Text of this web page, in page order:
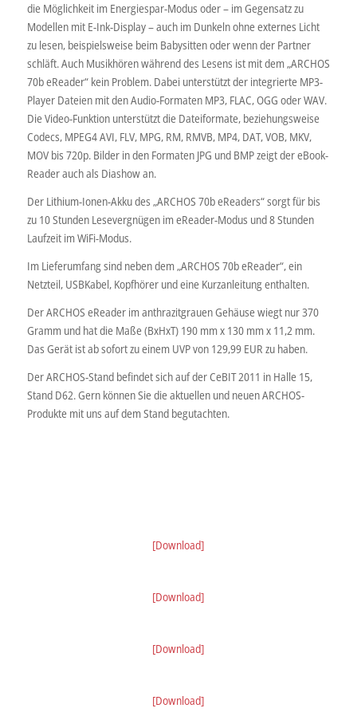
die Möglichkeit im Energiespar-Modus oder – im Gegensatz zu
Modellen mit E-Ink-Display – auch im Dunkeln ohne externes Licht
zu lesen, beispielsweise beim Babysitten oder wenn der Partner
schläft. Auch Musikhören während des Lesens ist mit dem „ARCHOS
70b eReader“ kein Problem. Dabei unterstützt der integrierte MP3-
Player Dateien mit den Audio-Formaten MP3, FLAC, OGG oder WAV.
Die Video-Funktion unterstützt die Dateiformate, beziehungsweise
Codecs, MPEG4 AVI, FLV, MPG, RM, RMVB, MP4, DAT, VOB, MKV,
MOV bis 720p. Bilder in den Formaten JPG und BMP zeigt der eBook-
Reader auch als Diashow an.
Der Lithium-Ionen-Akku des „ARCHOS 70b eReaders“ sorgt für bis
zu 10 Stunden Lesevergnügen im eReader-Modus und 8 Stunden
Laufzeit im WiFi-Modus.
Im Lieferumfang sind neben dem „ARCHOS 70b eReader“, ein
Netzteil, USBKabel, Kopfhörer und eine Kurzanleitung enthalten.
Der ARCHOS eReader im anthrazitgrauen Gehäuse wiegt nur 370
Gramm und hat die Maße (BxHxT) 190 mm x 130 mm x 11,2 mm.
Das Gerät ist ab sofort zu einem UVP von 129,99 EUR zu haben.
Der ARCHOS-Stand befindet sich auf der CeBIT 2011 in Halle 15,
Stand D62. Gern können Sie die aktuellen und neuen ARCHOS-
Produkte mit uns auf dem Stand begutachten.
[Download]
[Download]
[Download]
[Download]